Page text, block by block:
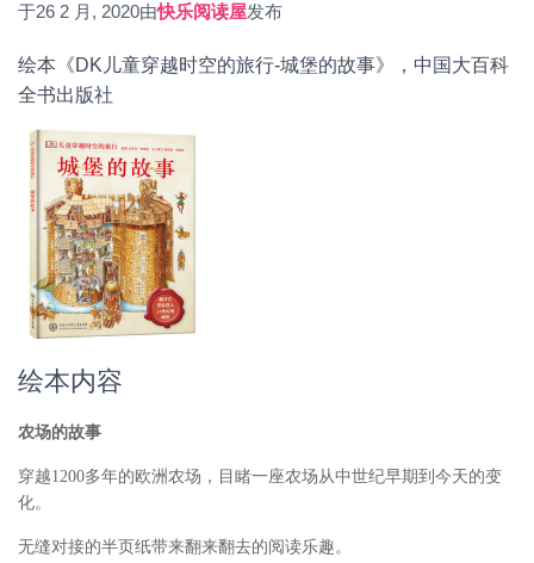
于26 2 月, 2020由快乐阅读屋发布
绘本《DK儿童穿越时空的旅行-城堡的故事》，中国大百科
全书出版社
绘本内容
农场的故事
穿越1200多年的欧洲农场，目睹一座农场从中世纪早期到今天的变
化。
无缝对接的半页纸带来翻来翻去的阅读乐趣。